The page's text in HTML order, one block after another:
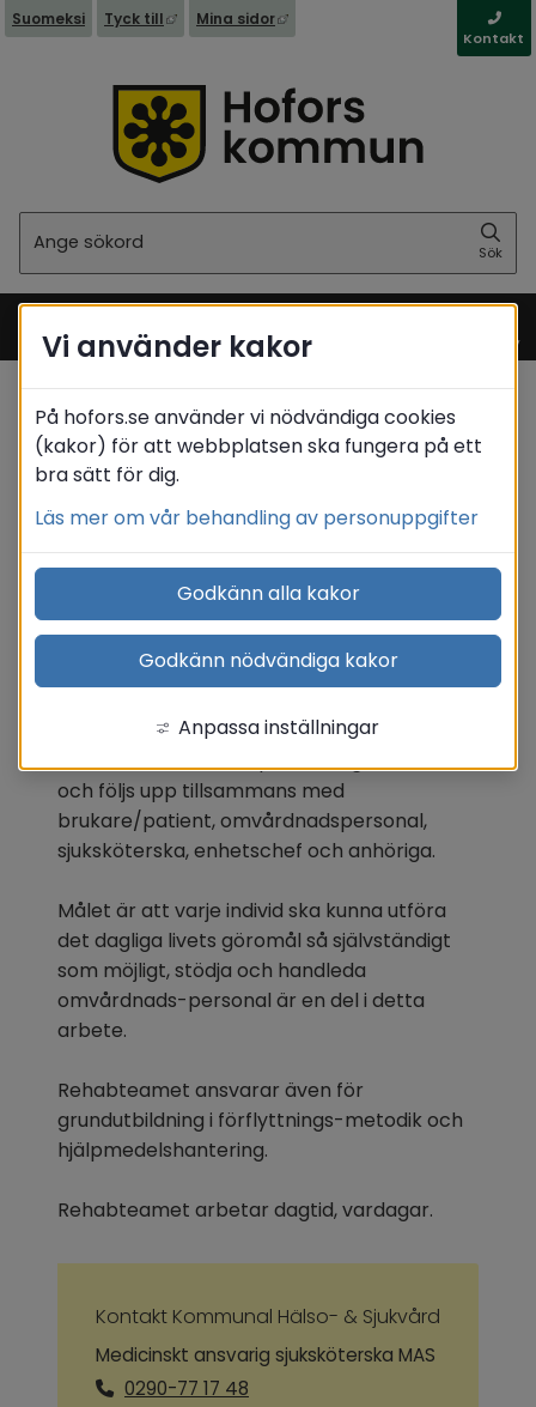
Suomeksi Tyck till Länk till annan webbplats, öppnas i nytt
Mina sidor Länk till annan webbplats,
Kontakt
Sök
Meny
Startsida
Stöd & omsorg
/ Kommunal hälso- & sjukvård / Rehabteam
Rehabteam
I rehabteamet jobbar arbetsterapeut,
rehabassistenter. Insatserna utgår från den
enskildes behov som planeras, genomförs
och följs upp tillsammans med
brukare/patient, omvårdnadspersonal,
sjuksköterska, enhetschef och anhöriga.
Målet är att varje individ ska kunna utföra
det dagliga livets göromål så självständigt
som möjligt, stödja och handleda
omvårdnads-personal är en del i detta
arbete.
Rehabteamet ansvarar även för
grundutbildning i förflyttnings-metodik och
hjälpmedelshantering.
Rehabteamet arbetar dagtid, vardagar.
Kontakt Kommunal Hälso- & Sjukvård
Medicinskt ansvarig sjuksköterska MAS
0290-77 17 48
Vi använder kakor
På hofors.se använder vi nödvändiga cookies
(kakor) för att webbplatsen ska fungera på ett
bra sätt för dig.
Läs mer om vår behandling av personuppgifter
Godkänn alla kakor
Godkänn nödvändiga kakor
Anpassa inställningar